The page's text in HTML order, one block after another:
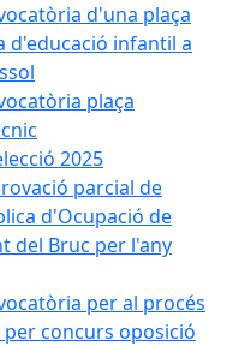
d'una plaça
d'educació infantil a
plaça
2025
parcial de
d'Ocupació de
del Bruc per l'any
per al procés
per concurs oposició